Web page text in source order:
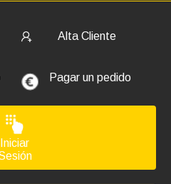
GEN 8 en formato SFF,
Alta Cliente
Pagar un pedido
Iniciar